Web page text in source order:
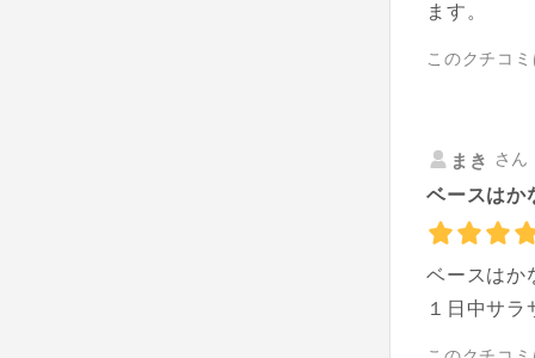
ます。
このクチコ
まき さ
ベースはか
ベースはか
１日中サ